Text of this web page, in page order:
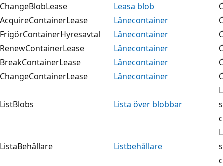
ChangeBlobLease
Leasa blob
AcquireContainerLease
Lånecontainer
FrigörContainerHyresavtal
Lånecontainer
RenewContainerLease
Lånecontainer
BreakContainerLease
Lånecontainer
ChangeContainerLease
Lånecontainer
ListBlobs Lista över blobbar
ListaBehållare Listbehållare